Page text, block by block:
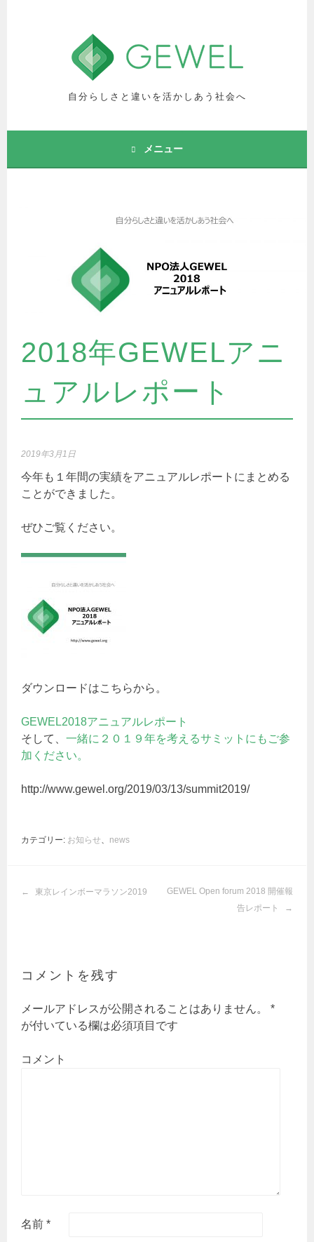
自分らしさと違いを活かしあう社会へ
メニュー
2018年GEWELアニ
ュアルレポート
2019年3月1日
今年も１年間の実績をアニュアルレポートにまとめる
ことができました。
ぜひご覧ください。
ダウンロードはこちらから。
GEWEL2018アニュアルレポート
そして、一緒に２０１９年を考えるサミットにもご参
加ください。
http://www.gewel.org/2019/03/13/summit2019/
カテゴリー: お知らせ、 news
投
ー
ョ
ン
東京レインボーマラソン2019
GEWEL Open forum 2018 開催報
告レポート
コメントを残す
メールアドレスが公開されることはありません。
*
が付いている欄は必須項目です
コメント
名前*